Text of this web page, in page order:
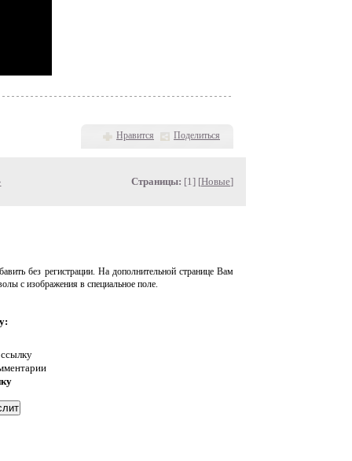
Нравится Поделиться
Страницы: [1] [Новые]
без регистрации. На дополнительной странице Вам
с изображения в специальное поле.